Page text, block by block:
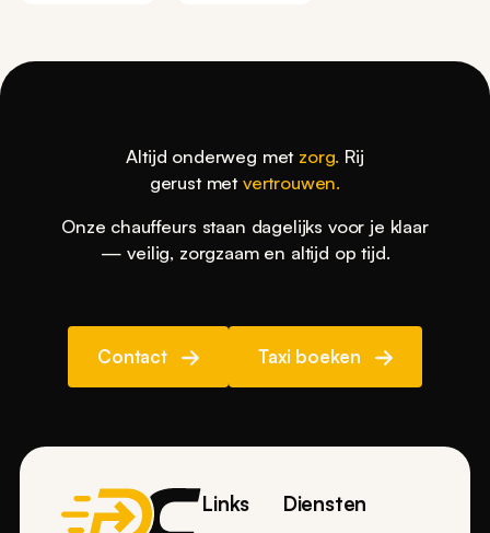
Altijd onderweg met zorg. Rij
gerust metvertrouwen.
Onze chauffeurs staan dagelijks voor je klaar
— veilig, zorgzaam en altijd op tijd.
Contact Taxi boeken
Footer
Links Diensten